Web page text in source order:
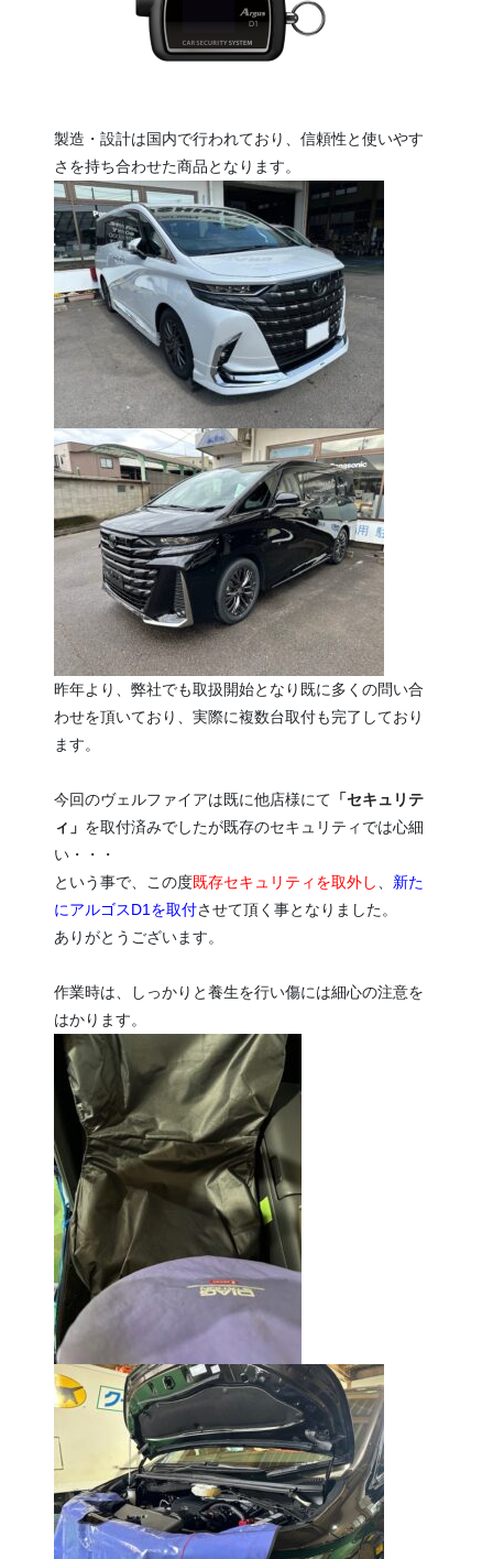
製造・設計は国内で行われており、信頼性と使いやす
さを持ち合わせた商品となります。
昨年より、弊社でも取扱開始となり既に多くの問い合
わせを頂いており、実際に複数台取付も完了しており
ます。
今回のヴェルファイアは既に他店様にて 「セキュリテ
ィ」 を取付済みでしたが既存のセキュリティでは心細
い・・・
という事で、この度既存セキュリティを取外し
新た
にアルゴスD1を取付させて頂く事となりました。
ありがとうございます。
作業時は、しっかりと養生を行い傷には細心の注意を
はかります。